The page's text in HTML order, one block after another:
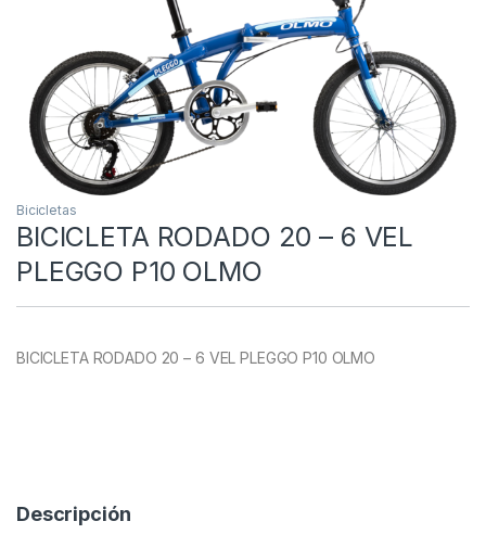
Bicicletas
BICICLETA RODADO 20 – 6 VEL
PLEGGO P10 OLMO
BICICLETA RODADO 20 – 6 VEL PLEGGO P10 OLMO
Descripción